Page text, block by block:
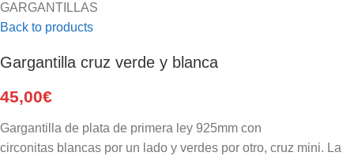
GARGANTILLAS
Back to products
Gargantilla cruz verde y blanca
45,00€
Gargantilla de plata de primera ley 925mm con
circonitas blancas por un lado y verdes por otro, cruz mini. La